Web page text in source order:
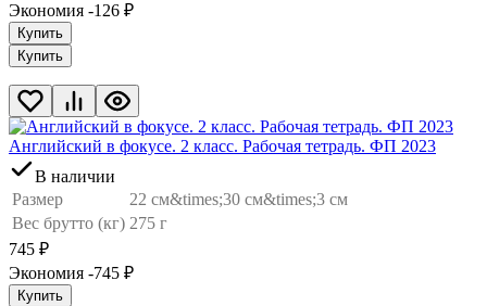
Экономия -126 ₽
Купить
Купить
Английский в фокусе. 2 класс. Рабочая тетрадь. ФП 2023
В наличии
Размер
22 см&times;30 см&times;3 см
Вес брутто (кг) 275 г
745 ₽
Экономия -745 ₽
Купить